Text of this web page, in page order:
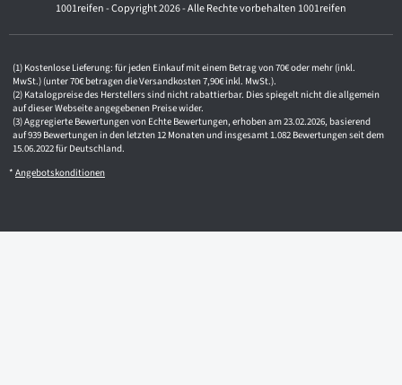
e
1001reifen - Copyright 2026 - Alle Rechte vorbehalten 1001reifen
Kostenlose Lieferung: für jeden Einkauf mit einem Betrag von 70€ oder mehr (inkl.
MwSt.) (unter 70€ betragen die Versandkosten 7,90€ inkl. MwSt.).
Katalogpreise des Herstellers sind nicht rabattierbar. Dies spiegelt nicht die allgemein
auf dieser Webseite angegebenen Preise wider.
Aggregierte Bewertungen von Echte Bewertungen, erhoben am 23.02.2026, basierend
auf 939 Bewertungen in den letzten 12 Monaten und insgesamt 1.082 Bewertungen seit dem
15.06.2022 für Deutschland.
* Angebotskonditionen